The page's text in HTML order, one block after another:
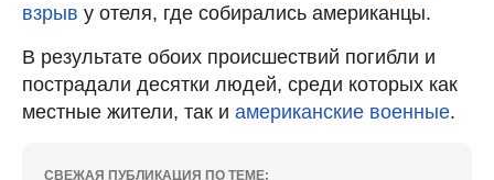
взрыв у отеля, где собирались американцы.
В результате обоих происшествий погибли и
пострадали десятки людей, среди которых как
местные жители, так и американские военные.
СВЕЖАЯ ПУБЛИКАЦИЯ ПО ТЕМЕ: